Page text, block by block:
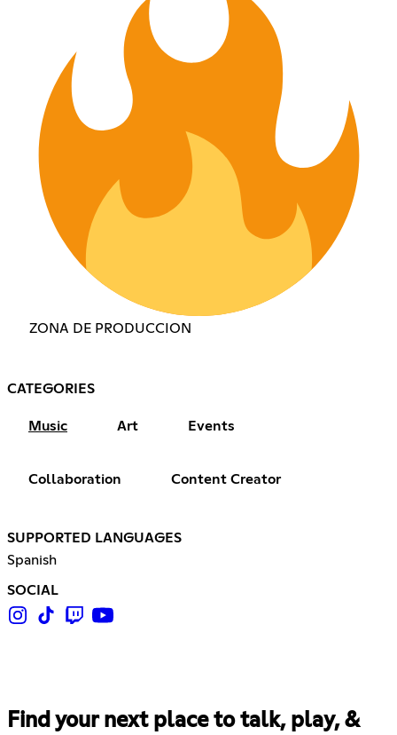
ZONA DE PRODUCCION
CATEGORIES
Music Art Events
Collaboration Content Creator
SUPPORTED LANGUAGES
Spanish
SOCIAL
Find your next place to talk, play, &